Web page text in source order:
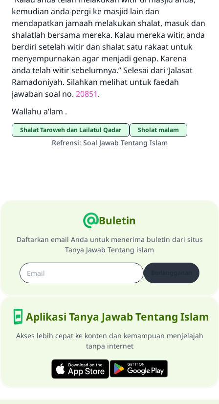
kemudian anda pergi ke masjid lain dan
mendapatkan jamaah melakukan shalat, masuk dan
shalatlah bersama mereka. Kalau mereka witir, anda
berdiri setelah witir dan shalat satu rakaat untuk
menyempurnakan agar menjadi genap. Karena
anda telah witir sebelumnya.” Selesai dari ‘Jalasat
Ramadoniyah. Silahkan melihat untuk faedah
jawaban soal no. 20851.
Wallahu a’lam .
Shalat Taroweh dan Lailatul Qadar sholat malam
Refrensi: Soal Jawab Tentang Islam
Buletin
Daftarkan email Anda untuk menerima buletin dari situs
Tanya Jawab Tentang islam
Aplikasi Tanya Jawab Tentang Islam
Akses lebih cepat ke konten dan kemampuan menjelajah
tanpa internet